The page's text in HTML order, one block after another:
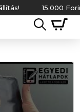
15.000 Forint